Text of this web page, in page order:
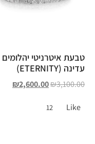
טבעת איטרניטי יהלומים
עדינה (ETERNITY)
₪3,100.00
₪2,600.00
Like
12